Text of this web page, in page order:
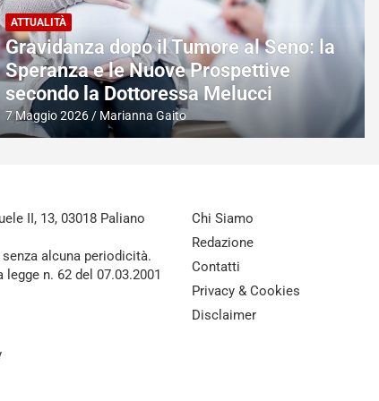
ATTUALITÀ
Diritti del Paziente in Pronto Soccorso:
Cosa Prevede la Legge dopo Sei Ore di
Attesa
5 Maggio 2026 Marianna Gaito
II, 13, 03018 Paliano
alcuna periodicità.
n. 62 del 07.03.2001
Chi Siamo
Redazione
Contatti
Privacy & Cookies
Disclaimer